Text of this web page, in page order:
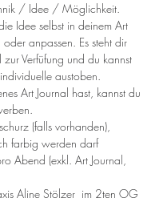
/ Idee / Möglichkeit.
Idee selbst in deinem Art
oder anpassen. Es steht dir
Verfüfung und du kannst
austoben.
Art Journal hast, kannst du
(falls vorhanden),
farbig werden darf
Abend (exkl. Art Journal,
Aline Stölzer  im 2ten OG